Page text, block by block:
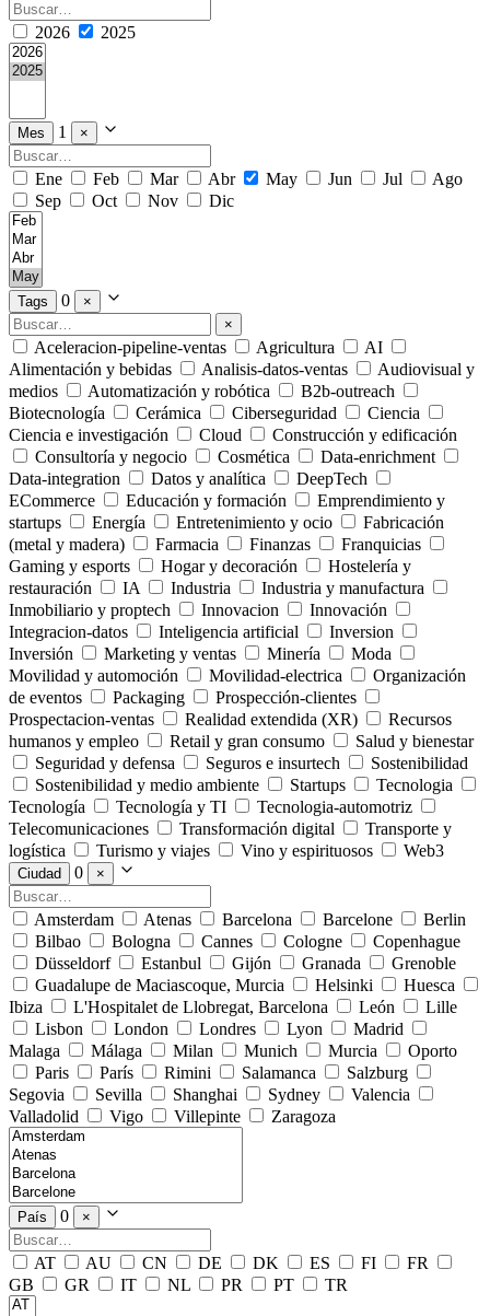
2026 2025
Mes 1 ×
Ene Feb Mar Abr May Jun Jul
Ago
Sep
Oct Nov Dic
Tags 0
×
×
Aceleracion-pipeline-ventas Agricultura
AI
Alimentación y bebidas
Analisis-datos-ventas
Audiovisual y
medios
Automatización y robótica
B2b-outreach
Biotecnología
Cerámica Ciberseguridad
Ciencia
Ciencia e investigación
Cloud
Construcción y edificación
Consultoría y negocio
Cosmética
Data-enrichment
Data-integration
Datos y analítica
DeepTech
ECommerce
Educación y formación
Emprendimiento y
startups
Energía Entretenimiento y ocio
Fabricación
(metal y madera)
Farmacia Finanzas
Franquicias
Gaming y esports
Hogar y decoración
Hostelería y
restauración
IA Industria
Industria y manufactura
Inmobiliario y proptech
Innovacion
Innovación
Integracion-datos
Inteligencia artificial
Inversion
Inversión
Marketing y ventas Minería
Moda
Movilidad y automoción
Movilidad-electrica
Organización
de eventos
Packaging
Prospección-clientes
Prospectacion-ventas
Realidad extendida (XR)
Recursos
humanos y empleo
Retail y gran consumo
Salud y bienestar
Seguridad y defensa
Seguros e insurtech
Sostenibilidad
Sostenibilidad y medio ambiente
Startups
Tecnologia
Tecnología
Tecnología y TI
Tecnologia-automotriz
Telecomunicaciones
Transformación digital
Transporte y
logística
Turismo y viajes Vino y espirituosos Web3
Ciudad 0 ×
Amsterdam Atenas Barcelona Barcelone
Berlin
Bilbao
Bologna Cannes Cologne
Copenhague
Düsseldorf
Estanbul Gijón Granada
Grenoble
Guadalupe de Maciascoque, Murcia
Helsinki
Huesca
Ibiza
L'Hospitalet de Llobregat, Barcelona León
Lille
Lisbon
London Londres Lyon
Madrid
Malaga
Málaga Milan Munich Murcia
Oporto
Paris
París Rimini Salamanca
Salzburg
Segovia
Sevilla Shanghai Sydney
Valencia
Valladolid
Vigo Villepinte Zaragoza
País 0 ×
AT AU CN DE DK ES FI
FR
GB
GR IT NL PR PT TR